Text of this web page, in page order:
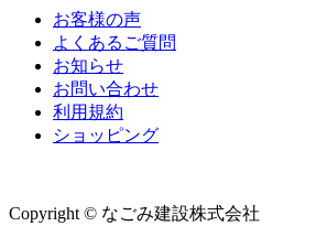
お客様の声
よくあるご質問
お知らせ
お問い合わせ
利用規約
ショッピング
Copyright © なごみ建設株式会社